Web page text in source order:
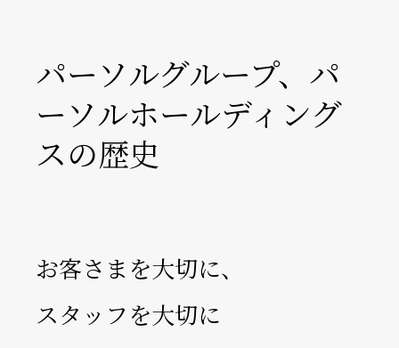
パーソルグループ、 パ
ーソルホールディング
スの歴史
お客さまを大切に、
スタッフを大切に